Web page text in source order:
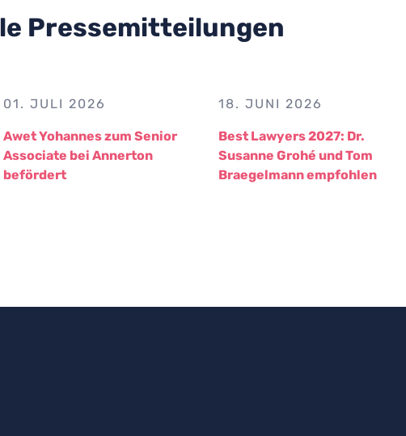
Pressemitteilungen
01. JULI 2026
Awet Yohannes zum Senior
Associate bei Annerton
befördert
18. JUNI 2026
Best Lawyers 2027: Dr.
Susanne Grohé und Tom
Braegelmann empfohlen